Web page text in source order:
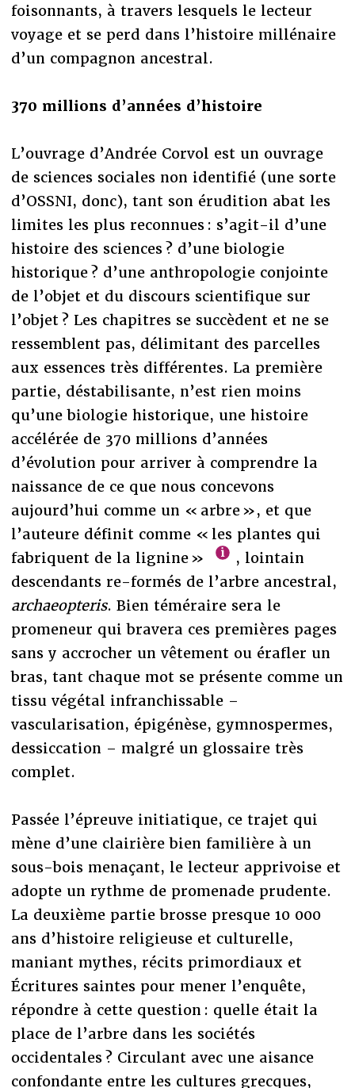
foisonnants, à travers lesquels le lecteur
voyage et se perd dans l’histoire millénaire
d’un compagnon ancestral.
370 millions d’années d’histoire
L’ouvrage d’Andrée Corvol est un ouvrage
de sciences sociales non identifié (une sorte
d’OSSNI, donc), tant son érudition abat les
limites les plus reconnues : s’agit-il d’une
histoire des sciences ? d’une biologie
historique ? d’une anthropologie conjointe
de l’objet et du discours scientifique sur
l’objet ? Les chapitres se succèdent et ne se
ressemblent pas, délimitant des parcelles
aux essences très différentes. La première
partie, déstabilisante, n’est rien moins
qu’une biologie historique, une histoire
accélérée de 370 millions d’années
d’évolution pour arriver à comprendre la
naissance de ce que nous concevons
aujourd’hui comme un « arbre », et que
l’auteure définit comme « les plantes qui
fabriquent de la lignine »
, lointain
descendants re-formés de l’arbre ancestral,
archaeopteris. Bien téméraire sera le
promeneur qui bravera ces premières pages
sans y accrocher un vêtement ou érafler un
bras, tant chaque mot se présente comme un
tissu végétal infranchissable –
vascularisation, épigénèse, gymnospermes,
dessiccation – malgré un glossaire très
complet.
Passée l’épreuve initiatique, ce trajet qui
mène d’une clairière bien familière à un
sous-bois menaçant, le lecteur apprivoise et
adopte un rythme de promenade prudente.
La deuxième partie brosse presque 10 000
ans d’histoire religieuse et culturelle,
maniant mythes, récits primordiaux et
Écritures saintes pour mener l’enquête,
répondre à cette question : quelle était la
place de l’arbre dans les sociétés
occidentales ? Circulant avec une aisance
confondante entre les cultures grecques,